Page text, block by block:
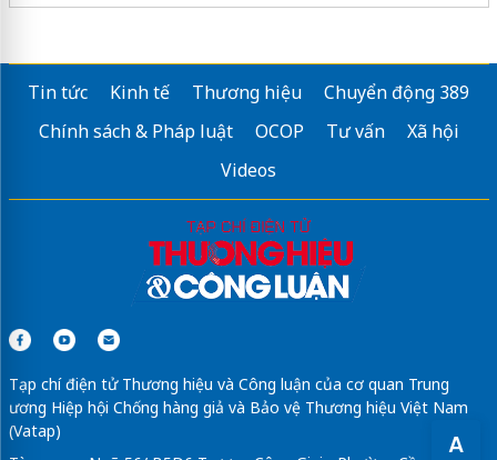
A
Tin tức Kinh tế Thương hiệu
Chuyển động 389
Chính sách & Pháp luật
OCOP Tư vấn
Xã hội
Videos
Tạp chí điện tử Thương hiệu và Công luận của cơ quan Trung
ương Hiệp hội Chống hàng giả và Bảo vệ Thương hiệu Việt Nam
(Vatap)